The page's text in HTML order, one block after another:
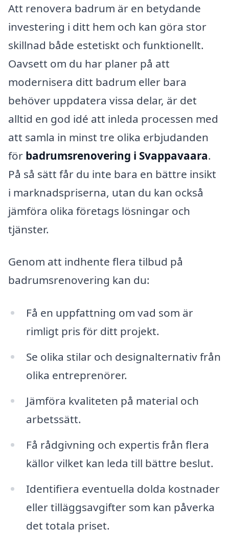
Att renovera badrum är en betydande
investering i ditt hem och kan göra stor
skillnad både estetiskt och funktionellt.
Oavsett om du har planer på att
modernisera ditt badrum eller bara
behöver uppdatera vissa delar, är det
alltid en god idé att inleda processen med
att samla in minst tre olika erbjudanden
för badrumsrenovering i Svappavaara.
På så sätt får du inte bara en bättre insikt
i marknadspriserna, utan du kan också
jämföra olika företags lösningar och
tjänster.
Genom att indhente flera tilbud på
badrumsrenovering kan du:
Få en uppfattning om vad som är
rimligt pris för ditt projekt.
Se olika stilar och designalternativ från
olika entreprenörer.
Jämföra kvaliteten på material och
arbetssätt.
Få rådgivning och expertis från flera
källor vilket kan leda till bättre beslut.
Identifiera eventuella dolda kostnader
eller tilläggsavgifter som kan påverka
det totala priset.